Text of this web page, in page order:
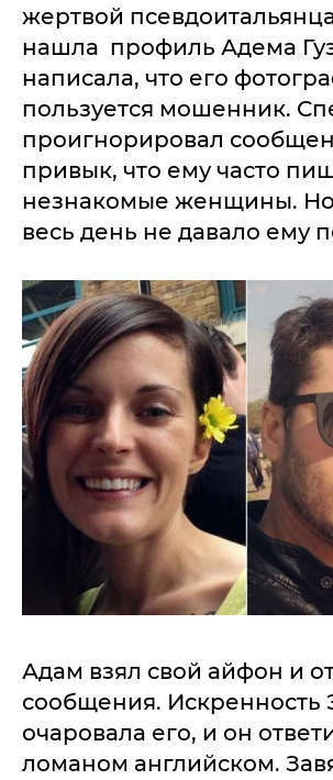
жертвой
нашла профиль Адема
написала, что его
пользуется мошенник.
проигнорировал
привык, что ему часто
незнакомые женщины. Но
весь день не давало ему
Адам взял свой айфон и
сообщения.
очаровала его, и он
ломаном английском.